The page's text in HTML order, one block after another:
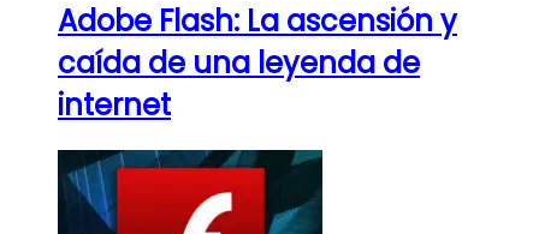
Adobe Flash: La ascensión y
caída de una leyenda de
internet